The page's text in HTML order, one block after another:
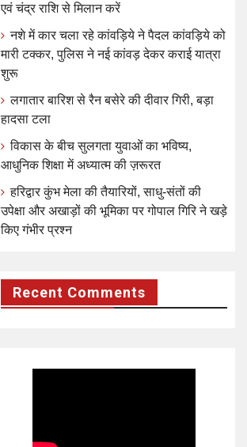
एवं चंद्र राशि से मिलान करें
नशे में कार चला रहे कांवड़िये ने पैदल कांवड़िये को
मारी टक्कर, पुलिस ने नई कांवड़ देकर कराई यात्रा
शुरू
लगातार बारिश से रैन बसेरे की दीवार गिरी, बड़ा
हादसा टला
विकास के बीच सुलगता युवाओं का भविष्य,
आधुनिक शिक्षा में अध्यात्म की ज़रूरत
हरिद्वार कुंभ मेला की तैयारियों, साधु-संतों की
उपेक्षा और अखाड़ों की भूमिका पर गोपाल गिरि ने खड़े
किए गंभीर प्रश्न
Recent Comments